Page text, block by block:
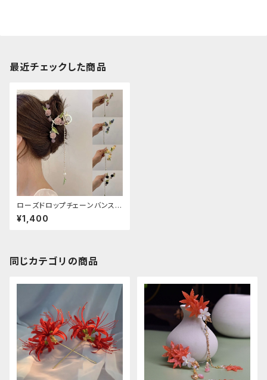
最近チェックした商品
ローズドロップチェーンバンスク
リップ
¥1,400
同じカテゴリの商品